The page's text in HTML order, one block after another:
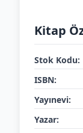
Kitap
Stok Kodu:
ISBN:
Yayınevi:
Yazar: